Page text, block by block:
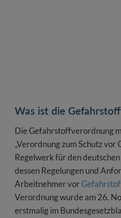
Was ist die
Die Gefahrstoffverordnung
„Verordnung zum Schutz vor
Regelwerk für den deutschen
dessen Regelungen und
Arbeitnehmer vor
Verordnung wurde am 26.
erstmalig im